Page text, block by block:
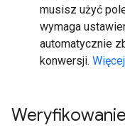
musisz użyć
wymaga
automatycznie
konwersji.